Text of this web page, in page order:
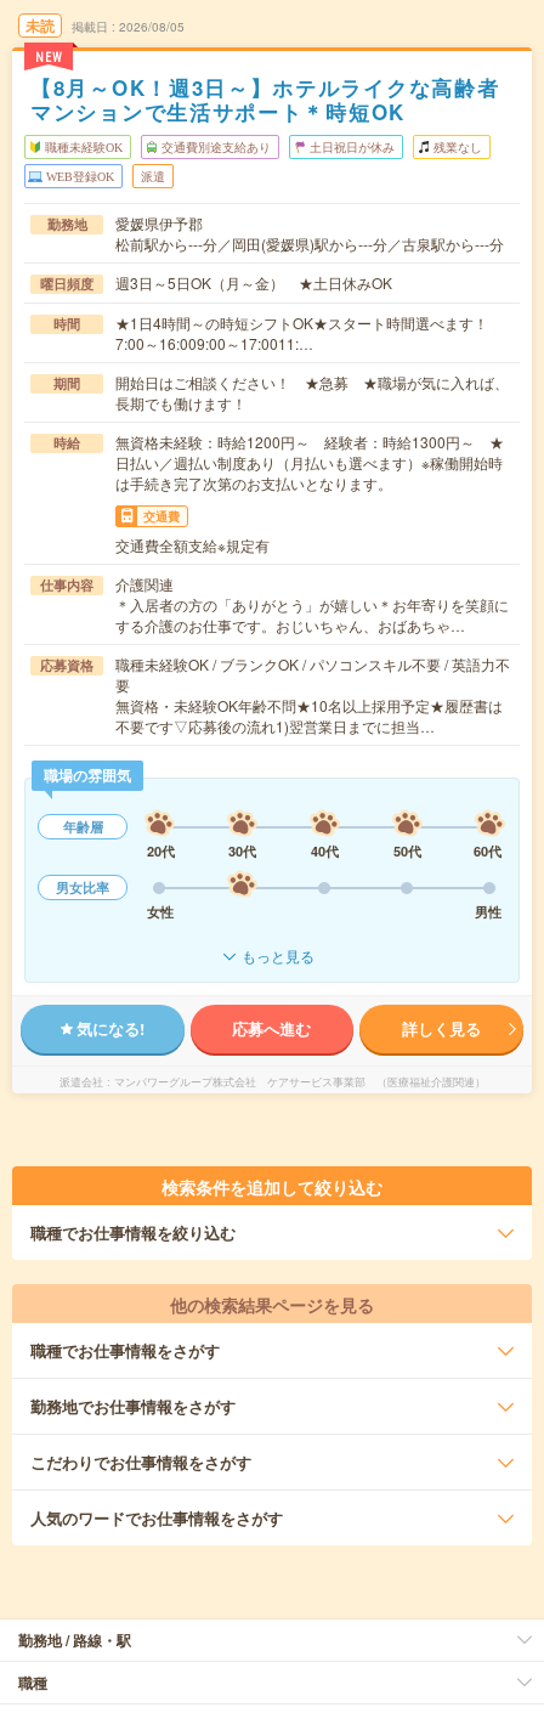
未読
NEW
掲載日 2026/08/05
【8月～OK！週3日～】ホテルライクな高齢者
マンションで生活サポート＊時短OK
職種未経験OK 交通費別途支給あり 土日祝日が休み 残業なし
WEB登録OK 派遣
勤務地
愛媛県伊予郡
松前駅から---分／岡田(愛媛県)駅から---分／古泉駅から---分
曜日頻度 週3日～5日OK（月～金） ★土日休みOK
時間
★1日4時間～の時短シフトOK★スタート時間選べます！
7:00～16:009:00～17:0011:…
期間
開始日はご相談ください！ ★急募 ★職場が気に入れば、
長期でも働けます！
時給
無資格未経験：時給1200円～ 経験者：時給1300円～ ★
日払い／週払い制度あり（月払いも選べます）※稼働開始時
は手続き完了次第のお支払いとなります。
交通費
交通費全額支給※規定有
仕事内容
介護関連
＊入居者の方の「ありがとう」が嬉しい＊お年寄りを笑顔に
する介護のお仕事です。おじいちゃん、おばあちゃ…
応募資格
職種未経験OK / ブランクOK / パソコンスキル不要 / 英語力不
要
無資格・未経験OK年齢不問★10名以上採用予定★履歴書は
不要です▽応募後の流れ1)翌営業日までに担当…
職場の雰囲気
年齢層
20代
30代 40代 50代
60代
男女比率
女性
男性
もっと見る
気になる! 応募へ進む 詳しく見る
派遣会社 マンパワーグループ株式会社 ケアサービス事業部 （医療福祉介護関連）
検索条件を追加して絞り込む
職種でお仕事情報を絞り込む
他の検索結果ページを見る
職種でお仕事情報をさがす
勤務地でお仕事情報をさがす
こだわりでお仕事情報をさがす
人気のワードでお仕事情報をさがす
勤務地 / 路線・駅
職種